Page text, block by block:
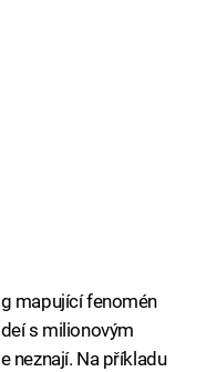
mapující fenomén
s milionovým
neznají. Na příkladu